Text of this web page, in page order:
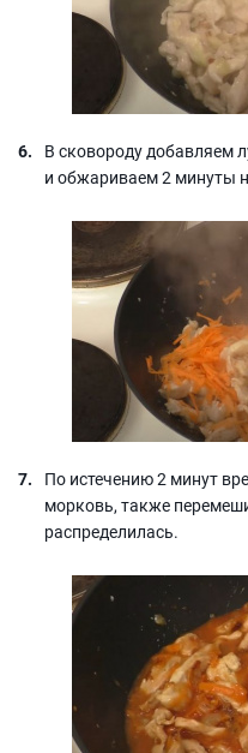
В сковороду добавляем
и обжариваем 2 минуты
По истечению 2 минут
морковь, также
распределилась.